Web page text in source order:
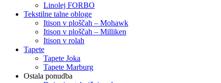
Linolej FORBO
Tekstilne talne obloge
Itison v ploščah – Mohawk
Itison v ploščah – Milliken
Itison v rolah
Tapete
Tapete Joka
Tapete Marburg
Ostala ponudba